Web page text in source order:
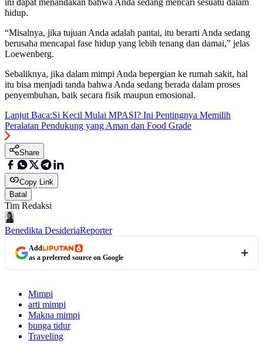
ini dapat menandakan bahwa Anda sedang mencari sesuatu dalam
hidup.
“Misalnya, jika tujuan Anda adalah pantai, itu berarti Anda sedang
berusaha mencapai fase hidup yang lebih tenang dan damai,” jelas
Loewenberg.
Sebaliknya, jika dalam mimpi Anda bepergian ke rumah sakit, hal
itu bisa menjadi tanda bahwa Anda sedang berada dalam proses
penyembuhan, baik secara fisik maupun emosional.
Lanjut Baca:Si Kecil Mulai MPASI? Ini Pentingnya Memilih
Peralatan Pendukung yang Aman dan Food Grade
Share
Copy Link
Batal
Tim Redaksi
Benedikta DesideriaReporter
Add
as a preferred source on Google
Mimpi
arti mimpi
Makna mimpi
bunga tidur
Traveling